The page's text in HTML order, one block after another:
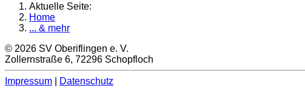
Aktuelle Seite:
Home
... & mehr
© 2026 SV Oberiflingen e. V.
Zollernstraße 6, 72296 Schopfloch
Impressum
Datenschutz